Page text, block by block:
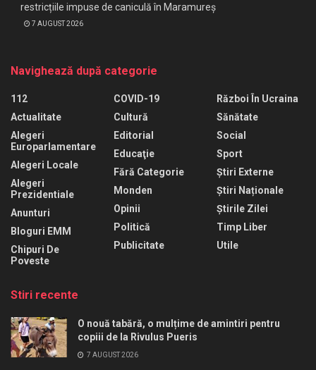
restricțiile impuse de caniculă în Maramureș
7 AUGUST 2026
Navighează după categorie
112
Actualitate
Alegeri
Europarlamentare
Alegeri Locale
Alegeri
Prezidentiale
Anunturi
Bloguri EMM
Chipuri De
Poveste
COVID-19
Cultură
Editorial
Educaţie
Fără Categorie
Monden
Opinii
Politică
Publicitate
Război În Ucraina
Sănătate
Social
Sport
Știri Externe
Știri Naționale
Știrile Zilei
Timp Liber
Utile
Stiri recente
O nouă tabără, o mulțime de amintiri pentru
copiii de la Rivulus Pueris
7 AUGUST 2026